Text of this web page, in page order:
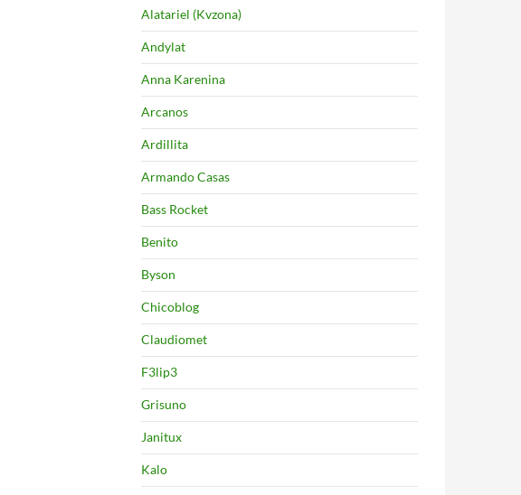
Alatariel (Kvzona)
Andylat
Anna Karenina
Arcanos
Ardillita
Armando Casas
Bass Rocket
Benito
Byson
Chicoblog
Claudiomet
F3lip3
Grisuno
Janitux
Kalo